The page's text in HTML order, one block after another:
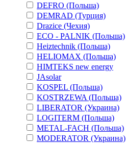
DEFRO (Польша)
DEMRAD (Турция)
Drazice (Чехия)
ECO - PALNIK (Польша)
Heiztechnik (Польша)
HELIOMAX (Польша)
HIMTEKS new energy
JAsolar
KOSPEL (Польша)
KOSTRZEWA (Польша)
LIBERATOR (Украина)
LOGITERM (Польша)
METAL-FACH (Польша)
MODERATOR (Украина)